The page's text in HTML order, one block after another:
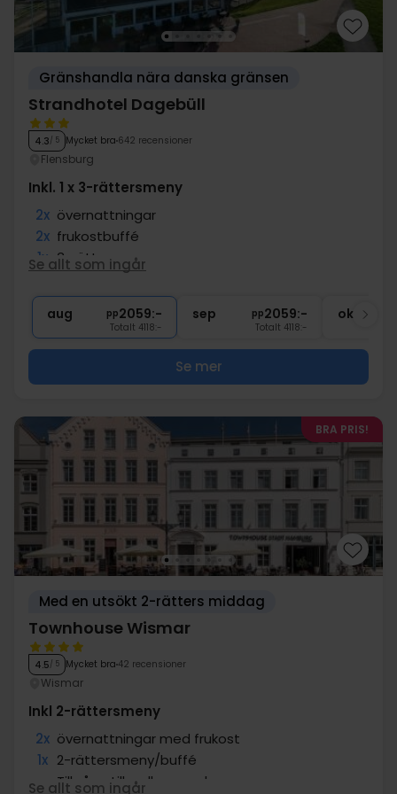
Gränshandla nära danska gränsen
Strandhotel Dagebüll
4.3/ 5 Mycket bra 642 recensioner
Flensburg
Inkl. 1 x 3-rättersmeny
2x övernattningar
2x frukostbuffé
1x 3-rättersmeny
flaska vin på rummet (att dela)
∞ Gratis internet och parkering
Se allt som ingår
aug pp2059:-
Totalt 4118:-
sep pp2059:-
Totalt 4118:-
okt
Se mer
BRA PRIS!
Med en utsökt 2-rätters middag
Townhouse Wismar
4.5/ 5 Mycket bra 42 recensioner
Wismar
Inkl 2-rättersmeny
2x övernattningar med frukost
1x 2-rättersmeny/buffé
∞
Tillgång till wellness och gym
Se allt som ingår